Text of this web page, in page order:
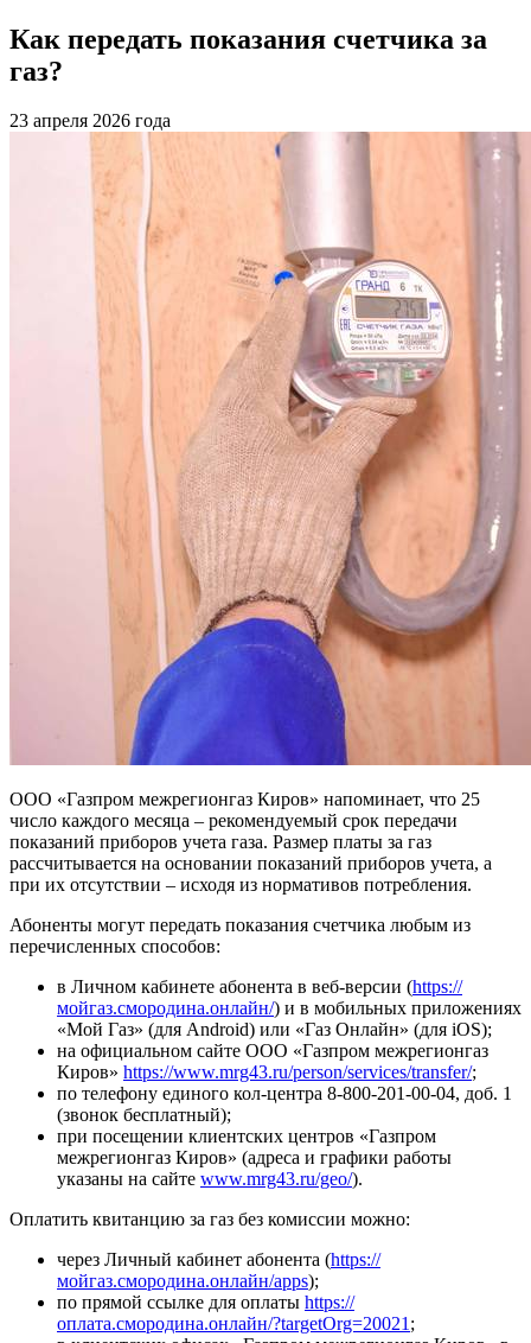
Как передать показания счетчика за
газ?
23 апреля 2026 года
ООО «Газпром межрегионгаз Киров» напоминает, что 25
число каждого месяца – рекомендуемый срок передачи
показаний приборов учета газа. Размер платы за газ
рассчитывается на основании показаний приборов учета, а
при их отсутствии – исходя из нормативов потребления.
Абоненты могут передать показания счетчика любым из
перечисленных способов:
в Личном кабинете абонента в веб-версии (https://
мойгаз.смородина.онлайн/) и в мобильных приложениях
«Мой Газ» (для Android) или «Газ Онлайн» (для iOS);
на официальном сайте ООО «Газпром межрегионгаз
Киров» https://www.mrg43.ru/person/services/transfer/;
по телефону единого кол-центра 8-800-201-00-04, доб. 1
(звонок бесплатный);
при посещении клиентских центров «Газпром
межрегионгаз Киров» (адреса и графики работы
указаны на сайте www.mrg43.ru/geo/).
Оплатить квитанцию за газ без комиссии можно:
через Личный кабинет абонента (https://
мойгаз.смородина.онлайн/apps);
по прямой ссылке для оплаты https://
оплата.смородина.онлайн/?targetOrg=20021;